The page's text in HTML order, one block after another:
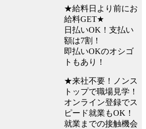
★給料日より前にお
給料GET★
日払いOK！支払い
額は7割！
即払いOKのオシゴ
トもあり！
★来社不要！ノンス
トップで職場見学！
オンライン登録でス
ピード就業もOK！
就業までの接触機会